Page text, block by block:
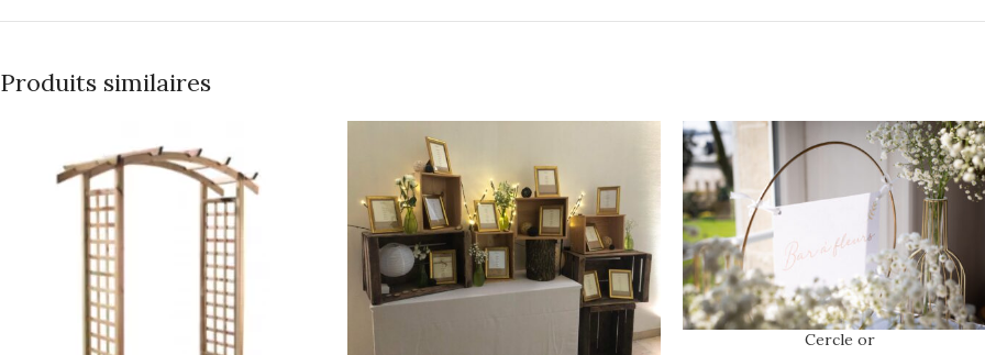
Produits similaires
Cercle or